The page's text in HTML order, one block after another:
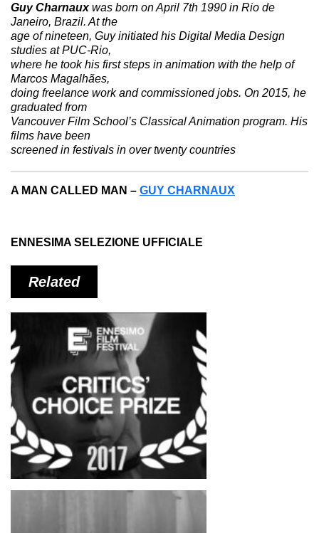
Guy Charnauxwas born on April 7th 1990 in Rio de
Janeiro, Brazil. At the
age of nineteen, Guy initiated his Digital Media Design
studies at PUC-Rio,
where he took his first steps in animation with the help of
Marcos Magalhães,
doing freelance work and commissioned jobs. On 2015, he
graduated from
Vancouver Film School’s Classical Animation program. His
films have been
screened in festivals in over twenty countries
A MAN CALLED MAN – GUY CHARNAUX
ENNESIMA SELEZIONE UFFICIALE
Related